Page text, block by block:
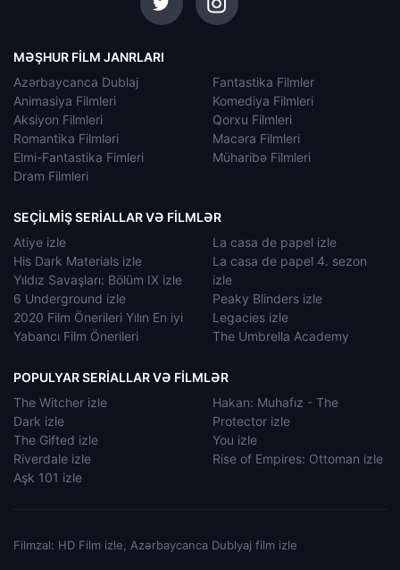
MƏŞHUR FILM JANRLARI
Azərbaycanca Dublaj
Animasiya Filmleri
Aksiyon Filmleri
Romantika Filmləri
Elmi-Fantastika Fimleri
Dram Filmleri
Fantastika Filmler
Komediya Filmleri
Qorxu Filmleri
Macəra Filmleri
Müharibə Filmleri
SEÇILMIŞ SERIALLAR VƏ FILMLƏR
Atiye izle
His Dark Materials izle
Yıldız Savaşları: Bölüm IX izle
6 Underground izle
2020 Film Önerileri Yılın En iyi
Yabancı Film Önerileri
La casa de papel izle
La casa de papel 4. sezon
izle
Peaky Blinders izle
Legacies izle
The Umbrella Academy
POPULYAR SERIALLAR VƏ FILMLƏR
The Witcher izle
Dark izle
The Gifted izle
Riverdale izle
Aşk 101 izle
Hakan: Muhafız - The
Protector izle
You izle
Rise of Empires: Ottoman izle
Filmzal: HD Film izle, Azərbaycanca Dublyaj film izle